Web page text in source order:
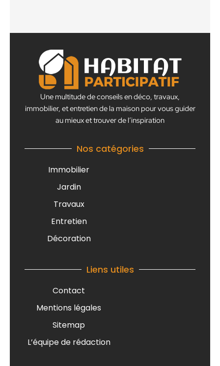
Une multitude de conseils en déco, travaux,
immobilier, et entretien de la maison pour vous guider
au mieux et trouver de l’inspiration
Nos catégories
Immobilier
Jardin
Travaux
Entretien
Décoration
Liens utiles
Contact
Mentions légales
Sitemap
L’équipe de rédaction